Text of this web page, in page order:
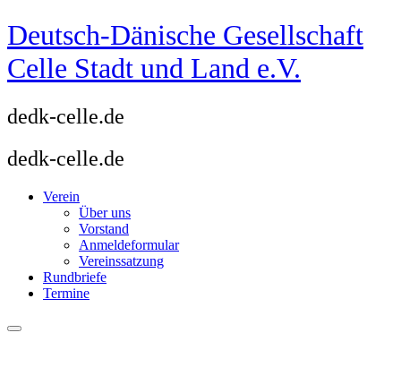
Zum
Inhalt
springen
Deutsch-Dänische Gesellschaft
Celle Stadt und Land e.V.
dedk-celle.de
dedk-celle.de
Verein
Über uns
Vorstand
Anmeldeformular
Vereinssatzung
Rundbriefe
Termine